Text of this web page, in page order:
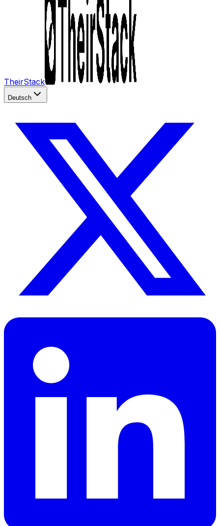
TheirStack
Deutsch